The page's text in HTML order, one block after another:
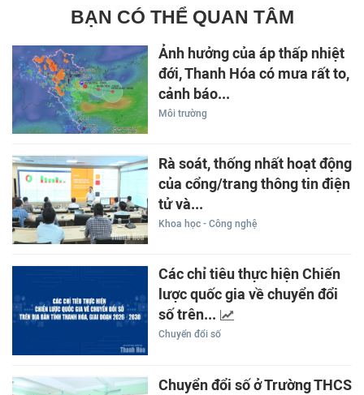
BẠN CÓ THỂ QUAN TÂM
Ảnh hưởng của áp thấp nhiệt
đới, Thanh Hóa có mưa rất to,
cảnh báo...
Môi trường
Rà soát, thống nhất hoạt động
của cổng/trang thông tin điện
tử và...
Khoa học - Công nghệ
Các chỉ tiêu thực hiện Chiến
lược quốc gia về chuyển đổi
số trên...
Chuyển đổi số
Chuyển đổi số ở Trường THCS